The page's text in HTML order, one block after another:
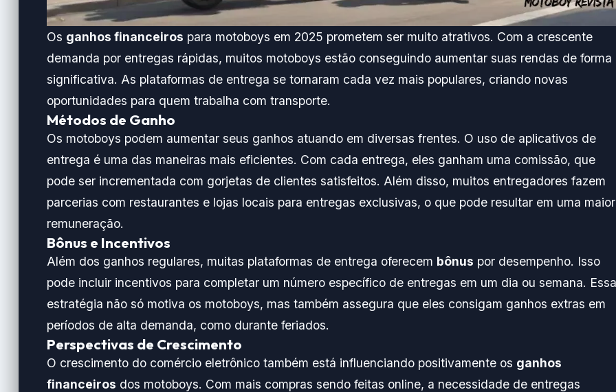
Os ganhos financeiros para motoboys em 2025 prometem ser muito atrativos. Com a crescente
demanda por entregas rápidas, muitos motoboys estão conseguindo aumentar suas rendas de forma
significativa. As plataformas de entrega se tornaram cada vez mais populares, criando novas
oportunidades para quem trabalha com transporte.
Métodos de Ganho
Os motoboys podem aumentar seus ganhos atuando em diversas frentes. O uso de aplicativos de
entrega é uma das maneiras mais eficientes. Com cada entrega, eles ganham uma comissão, que
pode ser incrementada com gorjetas de clientes satisfeitos. Além disso, muitos entregadores fazem
parcerias com restaurantes e lojas locais para entregas exclusivas, o que pode resultar em uma maior
remuneração.
Bônus e Incentivos
Além dos ganhos regulares, muitas plataformas de entrega oferecem bônus por desempenho. Isso
pode incluir incentivos para completar um número específico de entregas em um dia ou semana. Essa
estratégia não só motiva os motoboys, mas também assegura que eles consigam ganhos extras em
períodos de alta demanda, como durante feriados.
Perspectivas de Crescimento
O crescimento do comércio eletrônico também está influenciando positivamente os ganhos
financeiros dos motoboys. Com mais compras sendo feitas online, a necessidade de entregas